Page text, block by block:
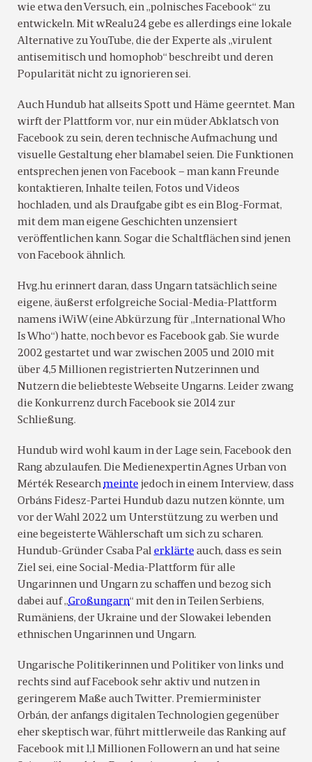
wie etwa den Versuch, ein „polnisches Facebook“ zu
entwickeln. Mit wRealu24 gebe es allerdings eine lokale
Alternative zu YouTube, die der Experte als „virulent
antisemitisch und homophob“ beschreibt und deren
Popularität nicht zu ignorieren sei.
Auch Hundub hat allseits Spott und Häme geerntet. Man
wirft der Plattform vor, nur ein müder Abklatsch von
Facebook zu sein, deren technische Aufmachung und
visuelle Gestaltung eher blamabel seien. Die Funktionen
entsprechen jenen von Facebook – man kann Freunde
kontaktieren, Inhalte teilen, Fotos und Videos
hochladen, und als Draufgabe gibt es ein Blog-Format,
mit dem man eigene Geschichten unzensiert
veröffentlichen kann. Sogar die Schaltflächen sind jenen
von Facebook ähnlich.
Hvg.hu erinnert daran, dass Ungarn tatsächlich seine
eigene, äußerst erfolgreiche Social-Media-Plattform
namens iWiW (eine Abkürzung für „International Who
Is Who“) hatte, noch bevor es Facebook gab. Sie wurde
2002 gestartet und war zwischen 2005 und 2010 mit
über 4,5 Millionen registrierten Nutzerinnen und
Nutzern die beliebteste Webseite Ungarns. Leider zwang
die Konkurrenz durch Facebook sie 2014 zur
Schließung.
Hundub wird wohl kaum in der Lage sein, Facebook den
Rang abzulaufen. Die Medienexpertin Agnes Urban von
Mérték Researchmeinte jedoch in einem Interview, dass
Orbáns Fidesz-Partei Hundub dazu nutzen könnte, um
vor der Wahl 2022 um Unterstützung zu werben und
eine begeisterte Wählerschaft um sich zu scharen.
Hundub-Gründer Csaba Palerklärte auch, dass es sein
Ziel sei, eine Social-Media-Plattform für alle
Ungarinnen und Ungarn zu schaffen und bezog sich
dabei auf „Großungarn“ mit den in Teilen Serbiens,
Rumäniens, der Ukraine und der Slowakei lebenden
ethnischen Ungarinnen und Ungarn.
Ungarische Politikerinnen und Politiker von links und
rechts sind auf Facebook sehr aktiv und nutzen in
geringerem Maße auch Twitter. Premierminister
Orbán, der anfangs digitalen Technologien gegenüber
eher skeptisch war, führt mittlerweile das Ranking auf
Facebook mit 1,1 Millionen Followern an und hat seine